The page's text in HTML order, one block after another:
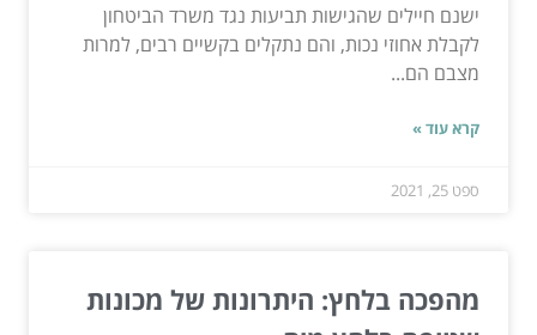
ישנם חיילים שהגישות תביעות נגד משרד הביטחון
לקבלת אחוזי נכות, והם נתקלים בקשיים רבים, למרות
מצבם הם...
קרא עוד »
ספט 25, 2021
מהפכה בלחץ: היתרונות של מכונות